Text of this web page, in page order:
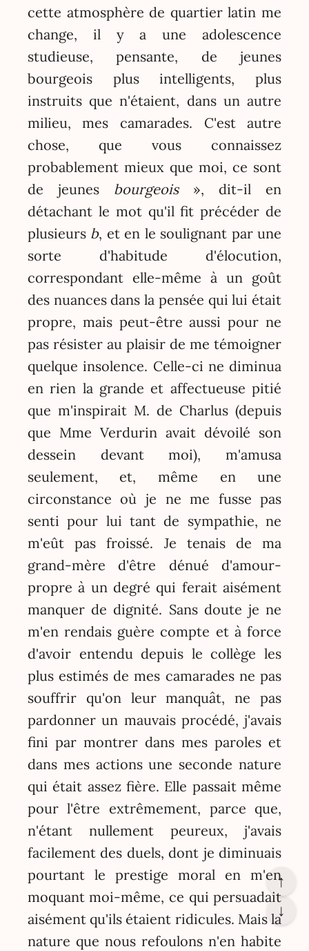
cette atmosphère de quartier latin me
change, il y a une adolescence
studieuse, pensante, de jeunes
bourgeois plus intelligents, plus
instruits que n'étaient, dans un autre
milieu, mes camarades. C'est autre
chose, que vous connaissez
probablement mieux que moi, ce sont
de jeunes bourgeois», dit-il en
détachant le mot qu'il fit précéder de
plusieurs b, et en le soulignant par une
sorte d'habitude d'élocution,
correspondant elle-même à un goût
des nuances dans la pensée qui lui était
propre, mais peut-être aussi pour ne
pas résister au plaisir de me témoigner
quelque insolence. Celle-ci ne diminua
en rien la grande et affectueuse pitié
que m'inspirait M. de Charlus (depuis
que Mme Verdurin avait dévoilé son
dessein devant moi), m'amusa
seulement, et, même en une
circonstance où je ne me fusse pas
senti pour lui tant de sympathie, ne
m'eût pas froissé. Je tenais de ma
grand-mère d'être dénué d'amour-
propre à un degré qui ferait aisément
manquer de dignité. Sans doute je ne
m'en rendais guère compte et à force
d'avoir entendu depuis le collège les
plus estimés de mes camarades ne pas
souffrir qu'on leur manquât, ne pas
pardonner un mauvais procédé, j'avais
fini par montrer dans mes paroles et
dans mes actions une seconde nature
qui était assez fière. Elle passait même
pour l'être extrêmement, parce que,
n'étant nullement peureux, j'avais
facilement des duels, dont je diminuais
pourtant le prestige moral en m'en
moquant moi-même, ce qui persuadait
aisément qu'ils étaient ridicules. Mais la
nature que nous refoulons n'en habite
↑
↓